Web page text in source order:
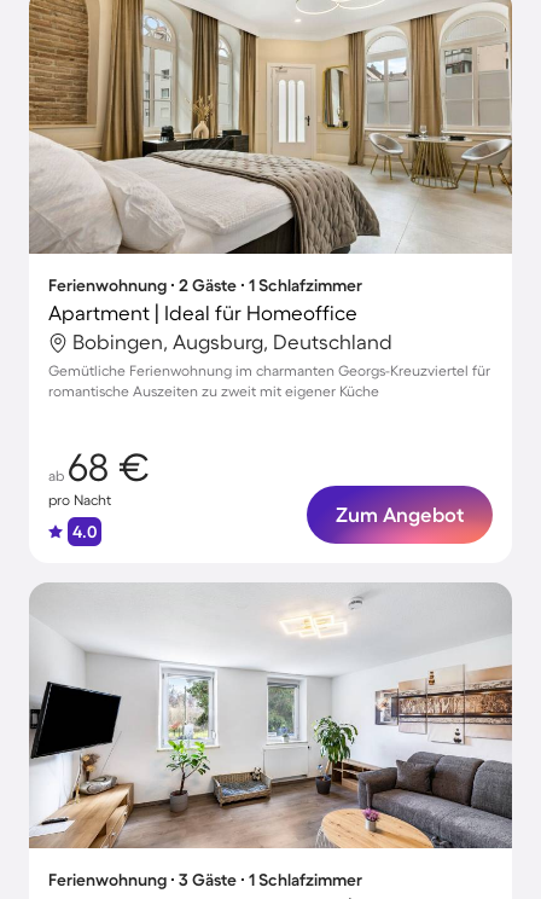
Ferienwohnung ∙ 2 Gäste ∙ 1 Schlafzimmer
Apartment | Ideal für Homeoffice
Bobingen, Augsburg, Deutschland
Gemütliche Ferienwohnung im charmanten Georgs-Kreuzviertel für
romantische Auszeiten zu zweit mit eigener Küche
ab 68 €
pro Nacht
4.0
Zum Angebot
Ferienwohnung ∙ 3 Gäste ∙ 1 Schlafzimmer